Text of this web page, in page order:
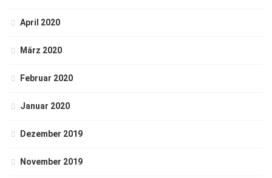
April 2020
März 2020
Februar 2020
Januar 2020
Dezember 2019
November 2019